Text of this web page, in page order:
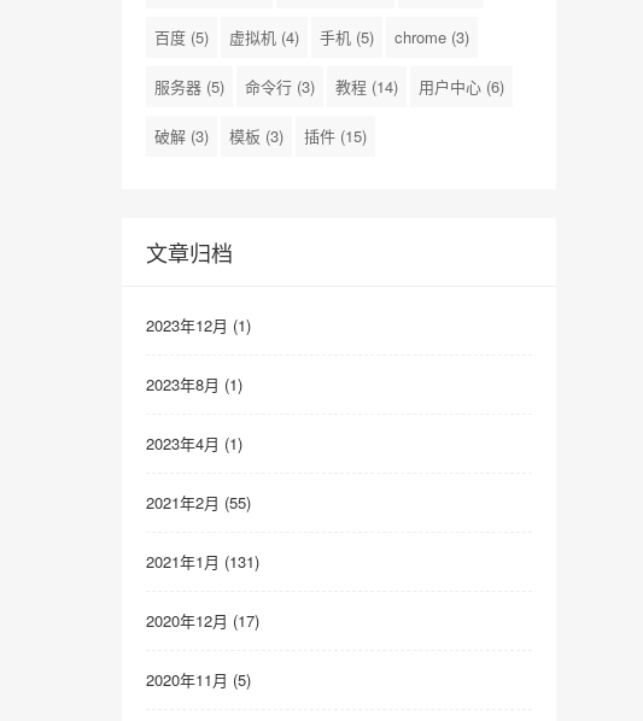
百度 (5) 虚拟机 (4) 手机 (5) chrome (3)
服务器 (5) 命令行 (3) 教程 (14) 用户中心 (6)
破解 (3) 模板 (3) 插件 (15)
文章归档
2023年12月 (1)
2023年8月 (1)
2023年4月 (1)
2021年2月 (55)
2021年1月 (131)
2020年12月 (17)
2020年11月 (5)